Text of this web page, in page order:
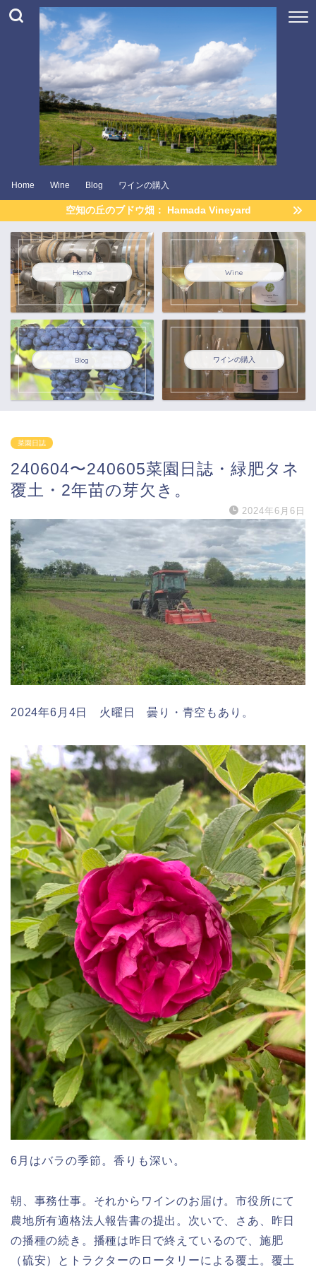
Home Wine Blog ワインの購入
空知の丘のブドウ畑： Hamada Vineyard
Home Wine
Blog ワインの購入
菜園日誌
240604〜240605菜園日誌・緑肥タネ
覆土・2年苗の芽欠き。
2024年6月6日
2024年6月4日 火曜日 曇り・青空もあり。
6月はバラの季節。香りも深い。
朝、事務仕事。それからワインのお届け。市役所にて
農地所有適格法人報告書の提出。次いで、さあ、昨日
の播種の続き。播種は昨日で終えているので、施肥
（硫安）とトラクターのロータリーによる覆土。覆土